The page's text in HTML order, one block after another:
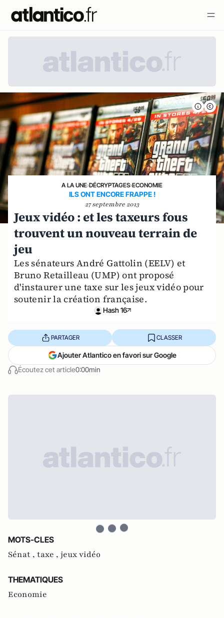
A LA UNE›DÉCRYPTAGES›ECONOMIE
ILS ONT ENCORE FRAPPE !
27 septembre 2013
Jeux vidéo : et les taxeurs fous
trouvent un nouveau terrain de
jeu
Les sénateurs André Gattolin (EELV) et
Bruno Retailleau (UMP) ont proposé
d'instaurer une taxe sur les jeux vidéo pour
soutenir la création française.
Hash 16
Écoutez cet article0:00min
PARTAGER CLASSER
Ajouter Atlantico en favori sur Google
MOTS-CLES
Sénat , taxe , jeux vidéo
THEMATIQUES
Economie